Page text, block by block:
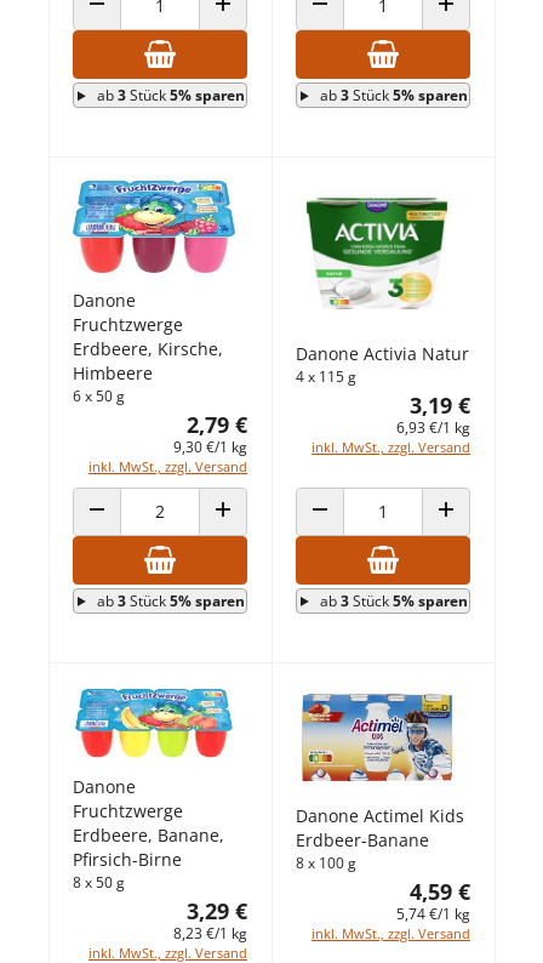
ANZAHL VERRINGERNANZAHL ERHÖHEN
ab3Stück5% sparen
ANZAHL VERRINGERNANZAHL
ab3Stück5% sparen
Danone
Fruchtzwerge
Erdbeere, Kirsche,
Himbeere
6 x 50 g
2,79 €
9,30 €/1 kg
inkl. MwSt., zzgl. Versand
ANZAHL VERRINGERNANZAHL ERHÖHEN
ab3Stück5% sparen
Danone Activia Natur
4 x 115 g
3,19 €
6,93 €/1 kg
inkl. MwSt., zzgl. Versand
ANZAHL VERRINGERNANZAHL
ab3Stück5% sparen
Danone
Fruchtzwerge
Erdbeere, Banane,
Pfirsich-Birne
8 x 50 g
3,29 €
8,23 €/1 kg
inkl. MwSt., zzgl. Versand
Danone Actimel Kids
Erdbeer-Banane
8 x 100 g
4,59 €
5,74 €/1 kg
inkl. MwSt., zzgl. Versand